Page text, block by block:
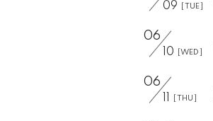
09 [TUE]
06
10 [WED]
06
[THU]